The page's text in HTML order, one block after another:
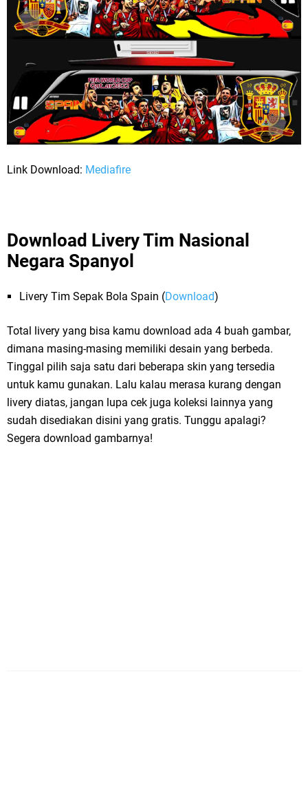
Link Download: Mediafire
Download Livery Tim Nasional
Negara Spanyol
Livery Tim Sepak Bola Spain (Download)
Total livery yang bisa kamu download ada 4 buah gambar,
dimana masing-masing memiliki desain yang berbeda.
Tinggal pilih saja satu dari beberapa skin yang tersedia
untuk kamu gunakan. Lalu kalau merasa kurang dengan
livery diatas, jangan lupa cek juga koleksi lainnya yang
sudah disediakan disini yang gratis. Tunggu apalagi?
Segera download gambarnya!